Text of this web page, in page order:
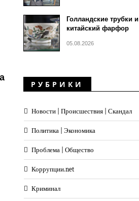
Голландские трубки и
китайский фарфор
05.08.2026
РУБРИКИ
Новости | Происшествия | Скандал
Политика | Экономика
Проблема | Общество
Коррупции.net
Криминал